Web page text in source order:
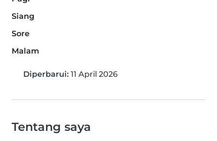
Siang
Sore
Malam
Diperbarui: 11 April 2026
Tentang saya